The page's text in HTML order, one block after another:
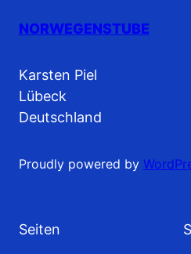
NORWEGENSTUBE
Karsten Piel
Lübeck
Deutschland
Proudly powered by
Seiten